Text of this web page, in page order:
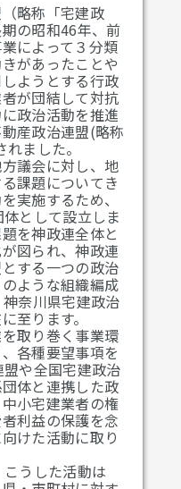
略称「宅建政
の昭和46年、前
によって３分類
があったことや
ようとする行政
が団結して対抗
政治活動を推進
産政治連盟(略称
ました。
議会に対し、地
課題についてき
実施するため、
として設立しま
を神政連全体と
図られ、神政連
する一つの政治
ような組織編成
奈川県宅建政治
至ります。
取り巻く事業環
各種要望事項を
や全国宅建政治
体と連携した政
小宅建業者の権
利益の保護を念
けた活動に取り
うした活動は